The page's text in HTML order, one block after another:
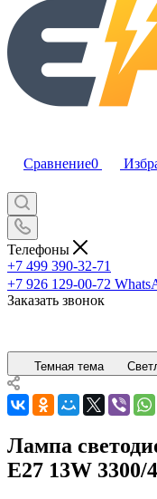
Сравнение0
Телефоны
+7 499 390-32-71
+7 926 129-00-72
Заказать звонок
Темная тема
Лампа
E27 13W 3300/